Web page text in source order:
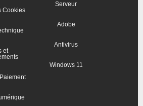
Cookies
et
Serveur
Adobe
Antivirus
Windows 11